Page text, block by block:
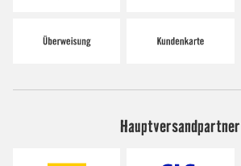
Hauptversandpartner